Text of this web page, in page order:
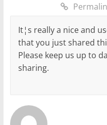
It¦s really a nice and
that you just shared
Please keep us up to
sharing.